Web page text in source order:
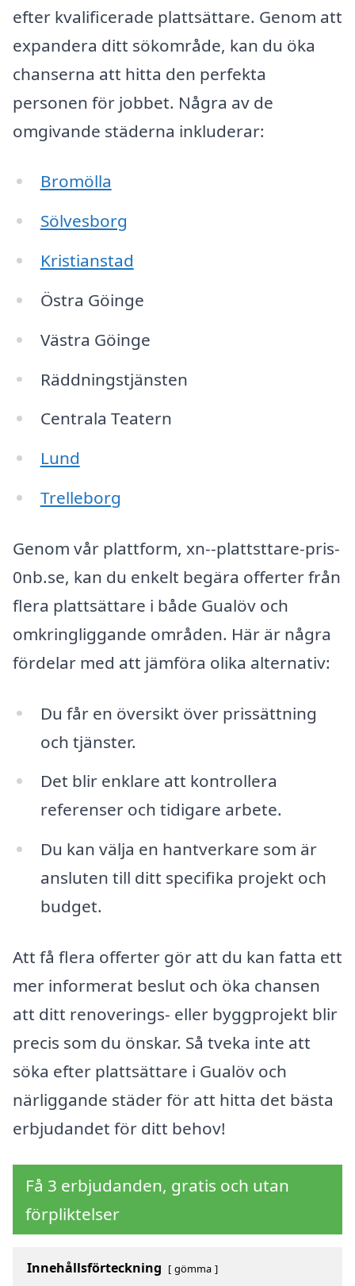
efter kvalificerade plattsättare. Genom att
expandera ditt sökområde, kan du öka
chanserna att hitta den perfekta
personen för jobbet. Några av de
omgivande städerna inkluderar:
Bromölla
Sölvesborg
Kristianstad
Östra Göinge
Västra Göinge
Räddningstjänsten
Centrala Teatern
Lund
Trelleborg
Genom vår plattform, xn--plattsttare-pris-
0nb.se, kan du enkelt begära offerter från
flera plattsättare i både Gualöv och
omkringliggande områden. Här är några
fördelar med att jämföra olika alternativ:
Du får en översikt över prissättning
och tjänster.
Det blir enklare att kontrollera
referenser och tidigare arbete.
Du kan välja en hantverkare som är
ansluten till ditt specifika projekt och
budget.
Att få flera offerter gör att du kan fatta ett
mer informerat beslut och öka chansen
att ditt renoverings- eller byggprojekt blir
precis som du önskar. Så tveka inte att
söka efter plattsättare i Gualöv och
närliggande städer för att hitta det bästa
erbjudandet för ditt behov!
Få 3 erbjudanden, gratis och utan
förpliktelser
Innehållsförteckning gömma